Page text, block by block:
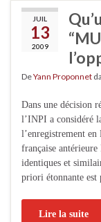
JUIL
13
2009
DeYann Proponnet
Dans une décision
l’INPI a considéré
l’enregistrement en
française
identiques et
priori étonnante est
Lire la suite